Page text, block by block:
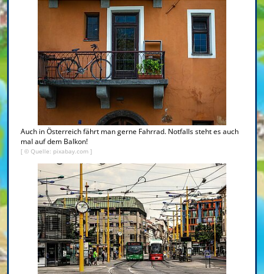
Auch in Österreich fährt man gerne Fahrrad. Notfalls steht es auch
mal auf dem Balkon!
[ © Quelle: pixabay.com ]